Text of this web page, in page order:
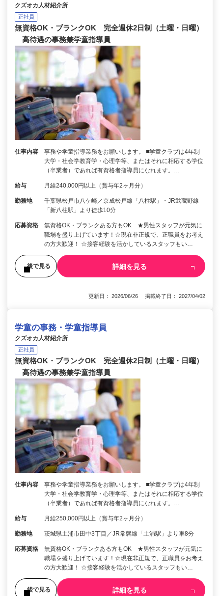
クズオカ人材紹介所
正社員
無資格OK・ブランクOK 完全週休2日制（土曜・日曜）
高待遇の事務兼学童指導員
仕事内容
事務や学童指導業務をお願いします。 ■学童クラブは4年制
大学・社会学教育学・心理学等、またはそれに相応する学位
（卒業者）であれば有資格者指導員になれます。…
給与 月給240,000円以上（賞与年2ヶ月分）
勤務地
千葉県松戸市八ケ崎／京成松戸線「八柱駅」・JR武蔵野線
「新八柱駅」より徒歩10分
応募資格
無資格OK・ブランクある方もOK ★男性スタッフが元気に
職場を盛り上げています！☆現在非正規で、正職員をお考え
の方大歓迎！ ☆接客経験を活かしているスタッフもい…
後で見る 詳細を見る
更新日： 2026/06/26 掲載終了日： 2027/04/02
学童の事務・学童指導員
クズオカ人材紹介所
正社員
無資格OK・ブランクOK 完全週休2日制（土曜・日曜）
高待遇の事務兼学童指導員
仕事内容
事務や学童指導業務をお願いします。 ■学童クラブは4年制
大学・社会学教育学・心理学等、またはそれに相応する学位
（卒業者）であれば有資格者指導員になれます。…
給与 月給250,000円以上（賞与年2ヶ月分）
勤務地 茨城県土浦市田中3丁目／JR常磐線「土浦駅」より車8分
応募資格
無資格OK・ブランクある方もOK ★男性スタッフが元気に
職場を盛り上げています！☆現在非正規で、正職員をお考え
の方大歓迎！ ☆接客経験を活かしているスタッフもい…
後で見る 詳細を見る